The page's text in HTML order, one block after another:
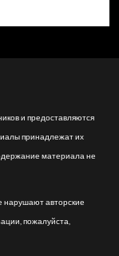
и предоставляются
принадлежат их
материала не
авторские
пожалуйста,